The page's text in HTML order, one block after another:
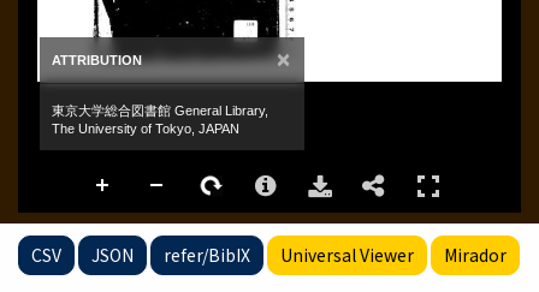
CSV JSON refer/BibIX Universal Viewer Mirador